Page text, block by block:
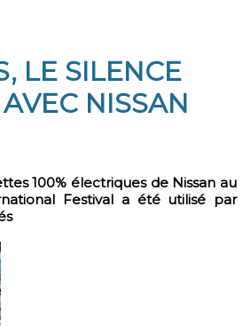
LE SILENCE
AVEC NISSAN
100% électriques de Nissan au
Festival a été utilisé par